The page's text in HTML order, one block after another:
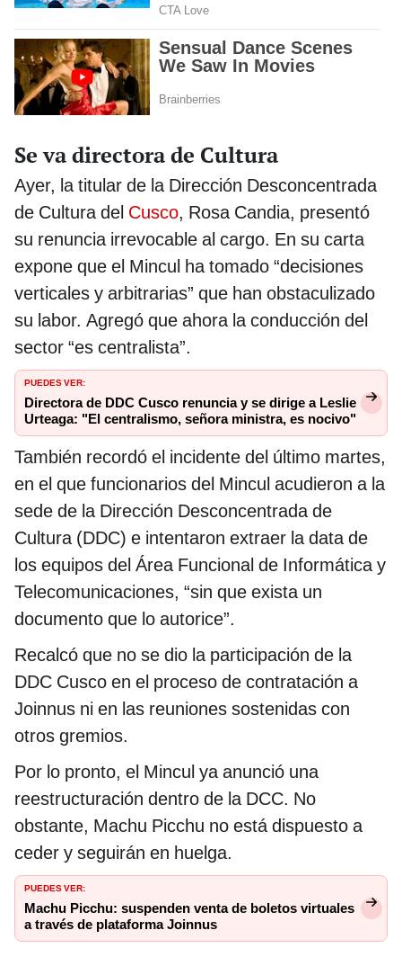
Se va directora de Cultura
Ayer, la titular de la Dirección Desconcentrada
de Cultura del Cusco, Rosa Candia, presentó
su renuncia irrevocable al cargo. En su carta
expone que el Mincul ha tomado “decisiones
verticales y arbitrarias” que han obstaculizado
su labor. Agregó que ahora la conducción del
sector “es centralista”.
PUEDES VER:
Directora de DDC Cusco renuncia y se dirige a Leslie
Urteaga: "El centralismo, señora ministra, es nocivo"
También recordó el incidente del último martes,
en el que funcionarios del Mincul acudieron a la
sede de la Dirección Desconcentrada de
Cultura (DDC) e intentaron extraer la data de
los equipos del Área Funcional de Informática y
Telecomunicaciones, “sin que exista un
documento que lo autorice”.
Recalcó que no se dio la participación de la
DDC Cusco en el proceso de contratación a
Joinnus ni en las reuniones sostenidas con
otros gremios.
Por lo pronto, el Mincul ya anunció una
reestructuración dentro de la DCC. No
obstante, Machu Picchu no está dispuesto a
ceder y seguirán en huelga.
PUEDES VER:
Machu Picchu: suspenden venta de boletos virtuales
a través de plataforma Joinnus